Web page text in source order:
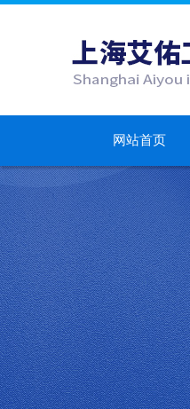
网站首页